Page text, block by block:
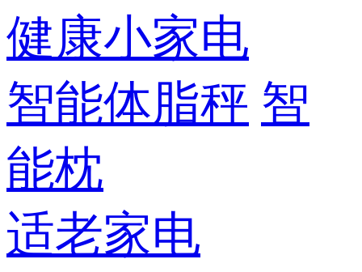
健康小家电
智能体脂秤 智
能枕
适老家电